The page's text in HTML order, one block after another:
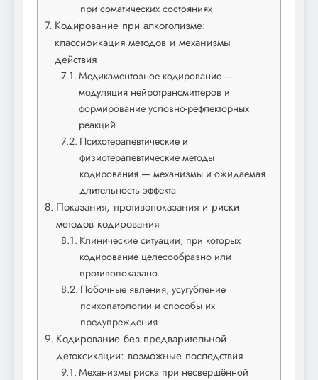
при соматических состояниях
Кодирование при алкоголизме:
классификация методов и механизмы
действия
Медикаментозное кодирование —
модуляция нейротрансмиттеров и
формирование условно-рефлекторных
реакций
Психотерапевтические и
физиотерапевтические методы
кодирования — механизмы и ожидаемая
длительность эффекта
Показания, противопоказания и риски
методов кодирования
Клинические ситуации, при которых
кодирование целесообразно или
противопоказано
Побочные явления, усугубление
психопатологии и способы их
предупреждения
Кодирование без предварительной
детоксикации: возможные последствия
Механизмы риска при несвершённой